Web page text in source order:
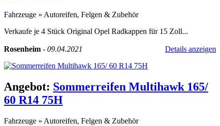
Fahrzeuge » Autoreifen, Felgen & Zubehör
Verkaufe je 4 Stück Original Opel Radkappen für 15 Zoll...
Rosenheim - 09.04.2021 Details anzeigen
Angebot: Sommerreifen Multihawk 165/
60 R14 75H
Fahrzeuge » Autoreifen, Felgen & Zubehör